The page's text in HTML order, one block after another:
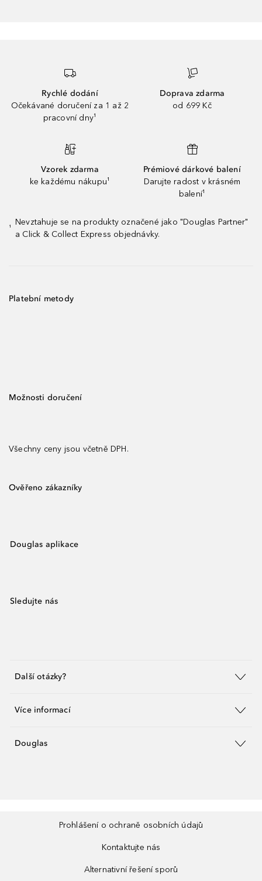
Rychlé dodání
Očekávané doručení za 1 až 2
pracovní dny¹
Doprava zdarma
od 699 Kč
Vzorek zdarma
ke každému nákupu¹
Prémiové dárkové balení
Darujte radost v krásném
balení¹
¹
Nevztahuje se na produkty označené jako "Douglas Partner"
a Click & Collect Express objednávky.
Platební metody
Možnosti doručení
Všechny ceny jsou včetně DPH.
Ověřeno zákazníky
Douglas aplikace
Sledujte nás
Další otázky?
Více informací
Douglas
Prohlášení o ochraně osobních údajů
Kontaktujte nás
Alternativní řešení sporů